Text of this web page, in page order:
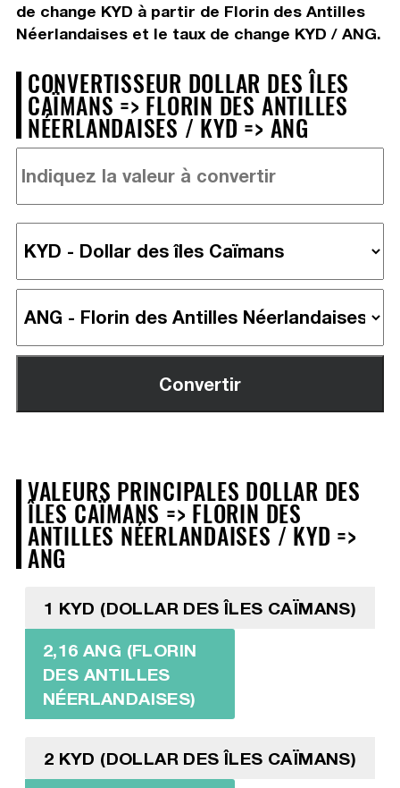
de change KYD à partir de Florin des Antilles
Néerlandaises et le taux de change KYD / ANG.
CONVERTISSEUR DOLLAR DES ÎLES
CAÏMANS => FLORIN DES ANTILLES
NÉERLANDAISES / KYD => ANG
VALEURS PRINCIPALES DOLLAR DES
ÎLES CAÏMANS => FLORIN DES
ANTILLES NÉERLANDAISES / KYD =>
ANG
1 KYD (DOLLAR DES ÎLES CAÏMANS)
2,16 ANG (FLORIN
DES ANTILLES
NÉERLANDAISES)
2 KYD (DOLLAR DES ÎLES CAÏMANS)